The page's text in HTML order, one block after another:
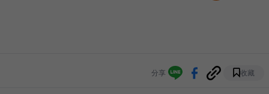
分享 收藏